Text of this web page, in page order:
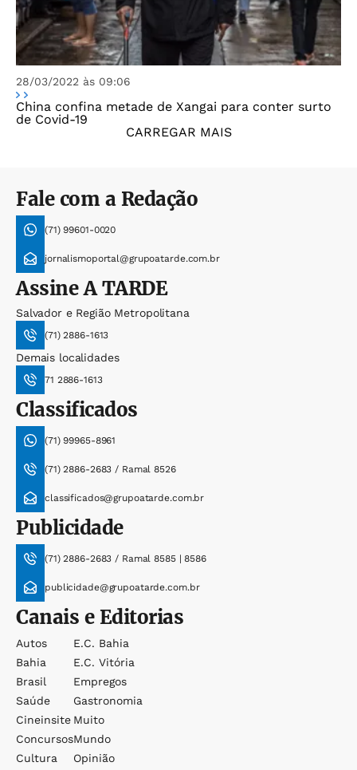
28/03/2022 às 09:06
China confina metade de Xangai para conter surto
de Covid-19
CARREGAR MAIS
Fale com a Redação
(71) 99601-0020
jornalismoportal@grupoatarde.com.br
AssineA TARDE
Salvador e Região Metropolitana
(71) 2886-1613
Demais localidades
71 2886-1613
Classificados
(71) 99965-8961
(71) 2886-2683 / Ramal 8526
classificados@grupoatarde.com.br
Publicidade
(71) 2886-2683 / Ramal 8585 | 8586
publicidade@grupoatarde.com.br
Canais e Editorias
Autos
Bahia
Brasil
Saúde
Cineinsite
Concursos
Cultura
E.c. Bahia
E.c. Vitória
Empregos
Gastronomia
Muito
Mundo
Opinião